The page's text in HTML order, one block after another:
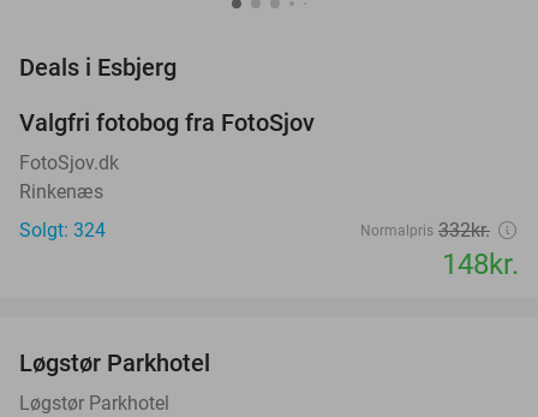
Deals i Esbjerg
Valgfri fotobog fra FotoSjov
FotoSjov.dk
Rinkenæs
Solgt: 324
Normalpris 332kr.
148kr.
Løgstør Parkhotel
Løgstør Parkhotel